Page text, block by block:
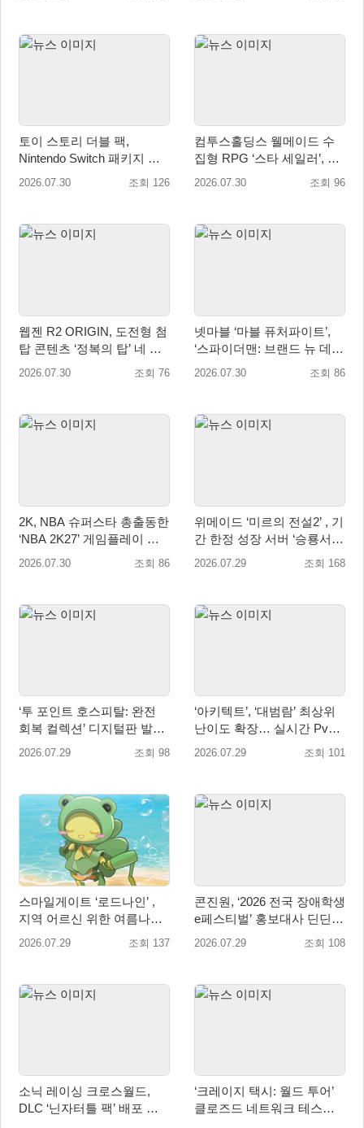
토이 스토리 더블 팩,
Nintendo Switch 패키지 예
약판매 시작
2026.07.30 조회 126
컴투스홀딩스 웰메이드 수
집형 RPG ‘스타 세일러’, 여
름맞이 대규모 업데이트
2026.07.30 조회 96
웹젠 R2 ORIGIN, 도전형 첨
탑 콘텐츠 ‘정복의 탑’ 네 번
째 시즌 개최
2026.07.30 조회 76
넷마블 ‘마블 퓨처파이트’,
‘스파이더맨: 브랜드 뉴 데
이’ 업데이트…美 코믹콘 참
2026.07.30 조회 86
2K, NBA 슈퍼스타 총출동한
‘NBA 2K27’ 게임플레이 트
레일러 공개
2026.07.30 조회 86
위메이드 ‘미르의 전설2’ , 기
간 한정 성장 서버 ‘승룡서
버’ 사전 예약 실시
2026.07.29 조회 168
‘투 포인트 호스피탈: 완전
회복 컬렉션’ 디지털판 발매
일 9월 16일(수)로 결정!
2026.07.29 조회 98
‘아키텍트’, ‘대범람’ 최상위
난이도 확장… 실시간 PvP
콘텐츠 ‘격전’ 오픈 예고
2026.07.29 조회 101
스마일게이트 ‘로드나인’ ,
지역 어르신 위한 여름나기
지원 및 기부 캠페인 진행
2026.07.29 조회 137
콘진원, ‘2026 전국 장애학생
e페스티벌’ 홍보대사 딘딘
위촉
2026.07.29 조회 108
소닉 레이싱 크로스월드,
DLC ‘닌자터틀 팩’ 배포 … 4
‘크레이지 택시: 월드 투어’
클로즈드 네트워크 테스트